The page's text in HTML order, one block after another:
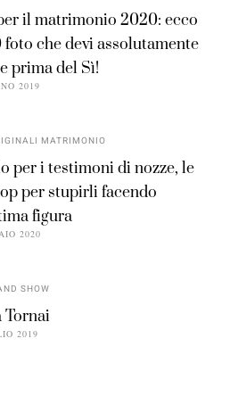
il matrimonio 2020: ecco
foto che devi assolutamente
prima del Sì!
2019
MATRIMONIO
per i testimoni di nozze, le
per stupirli facendo
figura
2020
SHOW
Tornai
2019